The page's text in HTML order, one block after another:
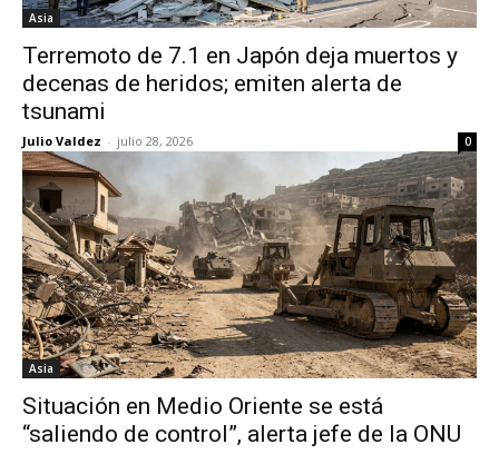
Asia
Terremoto de 7.1 en Japón deja muertos y
decenas de heridos; emiten alerta de
tsunami
Julio Valdez - julio 28, 2026 0
Asia
Situación en Medio Oriente se está
“saliendo de control”, alerta jefe de la ONU